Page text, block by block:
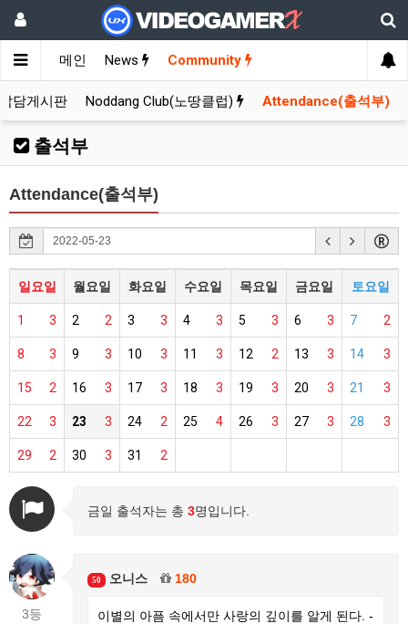
메인 News Community
담게시판 Noddang Club(노땅클럽) Attendance(출석부)
출석부
Attendance(출석부)
일요일 월요일 화요일 수요일 목요일 금요일 토요일
3
1 2
2 3
3 3
4 3
5 3
6 2
7
3
8 3
9 3
10 3
11 2
12 3
13 3
14
2
15 3
16 3
17 3
18 3
19 3
20 3
21
3
22 3
23 2
24 4
25 3
26 3
27 3
28
2
29 3
30 2
31
금일 출석자는 총 3명입니다.
3등
50 오니스 180
이별의 아픔 속에서만 사랑의 깊이를 알게 된다. -